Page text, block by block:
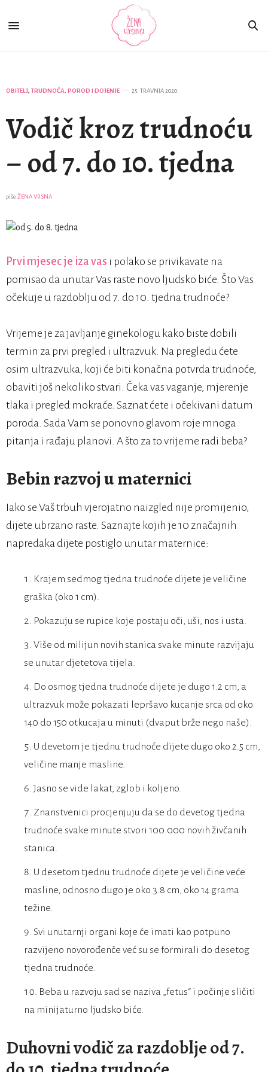
OBITELJ, TRUDNOĆA, POROD I DOJENJE 25. TRAVNJA 2020.
Vodič kroz trudnoću
– od 7. do 10. tjedna
piše ŽENA VRSNA
Prvi mjesec je iza vas i polako se privikavate na
pomisao da unutar Vas raste novo ljudsko biće. Što Vas
očekuje u razdoblju od 7. do 10. tjedna trudnoće?
Vrijeme je za javljanje ginekologu kako biste dobili
termin za prvi pregled i ultrazvuk. Na pregledu ćete
osim ultrazvuka, koji će biti konačna potvrda trudnoće,
obaviti još nekoliko stvari. Čeka vas vaganje, mjerenje
tlaka i pregled mokraće. Saznat ćete i očekivani datum
poroda. Sada Vam se ponovno glavom roje mnoga
pitanja i rađaju planovi. A što za to vrijeme radi beba?
Bebin razvoj u maternici
Iako se Vaš trbuh vjerojatno naizgled nije promijenio,
dijete ubrzano raste. Saznajte kojih je 10 značajnih
napredaka dijete postiglo unutar maternice:
Krajem sedmog tjedna trudnoće dijete je veličine
graška (oko 1 cm).
Pokazuju se rupice koje postaju oči, uši, nos i usta.
Više od milijun novih stanica svake minute razvijaju
se unutar djetetova tijela.
Do osmog tjedna trudnoće dijete je dugo 1.2 cm, a
ultrazvuk može pokazati lepršavo kucanje srca od oko
140 do 150 otkucaja u minuti (dvaput brže nego naše).
U devetom je tjednu trudnoće dijete dugo oko 2.5 cm,
veličine manje masline.
Jasno se vide lakat, zglob i koljeno.
Znanstvenici procjenjuju da se do devetog tjedna
trudnoće svake minute stvori 100.000 novih živčanih
stanica.
U desetom tjednu trudnoće dijete je veličine veće
masline, odnosno dugo je oko 3.8 cm, oko 14 grama
težine.
Svi unutarnji organi koje će imati kao potpuno
razvijeno novorođenče već su se formirali do desetog
tjedna trudnoće.
Beba u razvoju sad se naziva „fetus“ i počinje sličiti
na minijaturno ljudsko biće.
Duhovni vodič za razdoblje od 7.